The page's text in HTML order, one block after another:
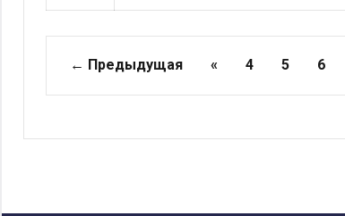
Страницы
← Предыдущая « 4 5 6